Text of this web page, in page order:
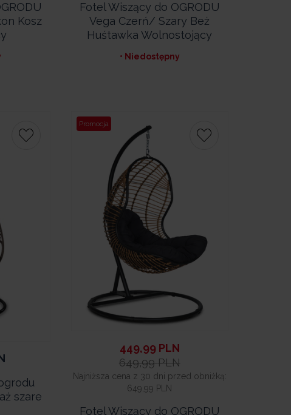
Kosz
Fotel Wiszący do OGRODU
Vega Czerń/ Szary Beż
Huśtawka Wolnostojący
• Niedostępny
szare
Promocja
449,99 PLN
649,99 PLN
Najniższa cena z 30 dni przed obniżką:
649,99 PLN
Fotel Wiszący do OGRODU